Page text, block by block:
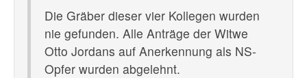
Die Gräber dieser vier Kollegen wurden
nie gefunden. Alle Anträge der Witwe
Otto Jordans auf Anerkennung als NS-
Opfer wurden abgelehnt.